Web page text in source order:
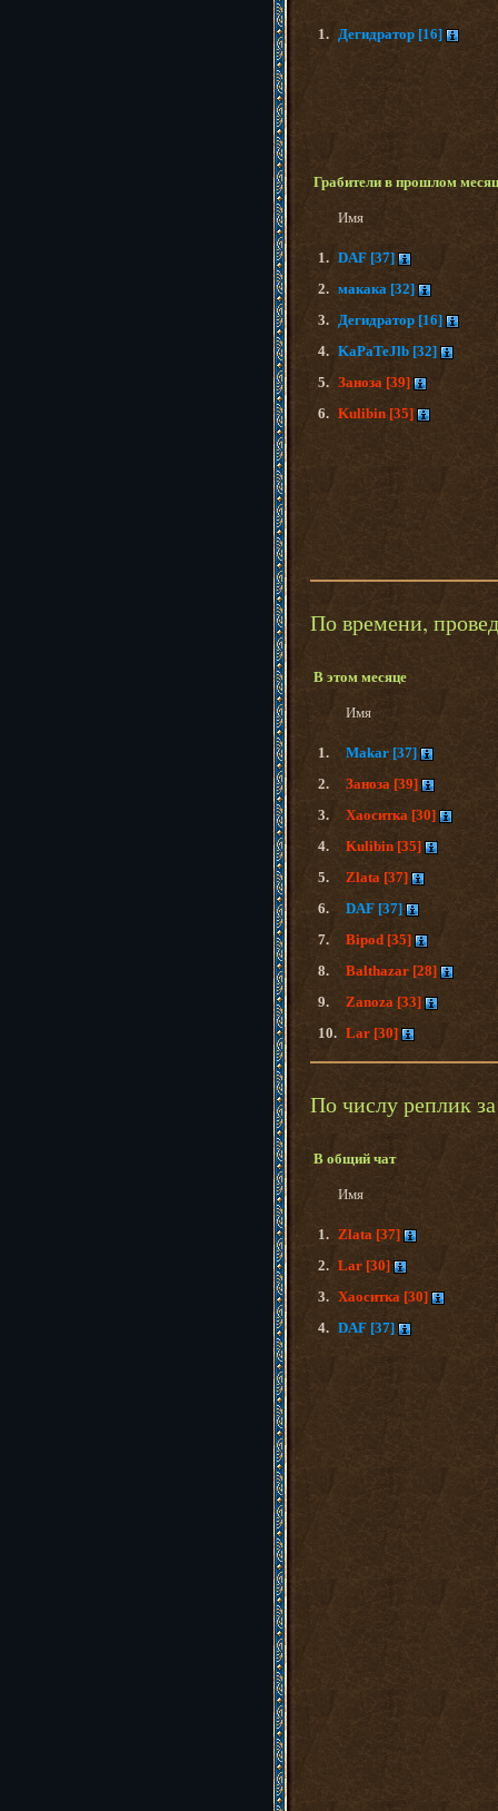
1. Дегидратор [16]
Грабители в прошлом
Имя
1. DAF [37]
2. макака [32]
3. Дегидратор [16]
4. KaPaTeJlb [32]
5. Заноза [39]
6. Kulibin [35]
По времени,
В этом месяце
Имя
1.
Makar [37]
2.
Заноза [39]
3.
Хаоситка [30]
4.
Kulibin [35]
5.
Zlata [37]
6.
DAF [37]
7.
Bipod [35]
8.
Balthazar [28]
9.
Zanoza [33]
10. Lar [30]
По числу реплик
В общий чат
Имя
1. Zlata [37]
2. Lar [30]
3. Хаоситка [30]
4. DAF [37]